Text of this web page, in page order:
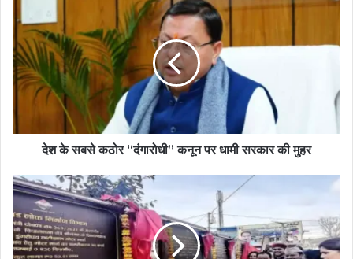
देश के सबसे कठोर “दंगारोधी” कनून पर धामी सरकार की मुहर